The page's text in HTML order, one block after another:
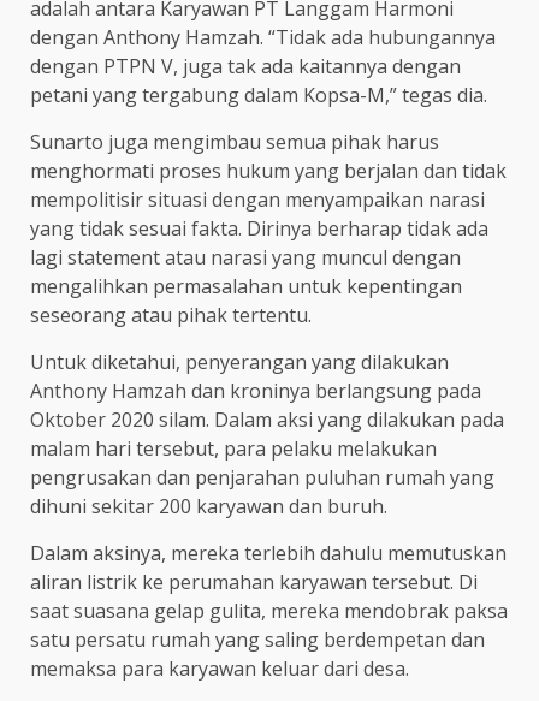
adalah antara Karyawan PT Langgam Harmoni
dengan Anthony Hamzah. “Tidak ada hubungannya
dengan PTPN V, juga tak ada kaitannya dengan
petani yang tergabung dalam Kopsa-M,” tegas dia.
Sunarto juga mengimbau semua pihak harus
menghormati proses hukum yang berjalan dan tidak
mempolitisir situasi dengan menyampaikan narasi
yang tidak sesuai fakta. Dirinya berharap tidak ada
lagi statement atau narasi yang muncul dengan
mengalihkan permasalahan untuk kepentingan
seseorang atau pihak tertentu.
Untuk diketahui, penyerangan yang dilakukan
Anthony Hamzah dan kroninya berlangsung pada
Oktober 2020 silam. Dalam aksi yang dilakukan pada
malam hari tersebut, para pelaku melakukan
pengrusakan dan penjarahan puluhan rumah yang
dihuni sekitar 200 karyawan dan buruh.
Dalam aksinya, mereka terlebih dahulu memutuskan
aliran listrik ke perumahan karyawan tersebut. Di
saat suasana gelap gulita, mereka mendobrak paksa
satu persatu rumah yang saling berdempetan dan
memaksa para karyawan keluar dari desa.